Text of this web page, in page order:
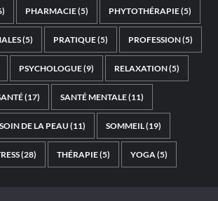
PHARMACIE(5) PHYTOTHÉRAPIE(5)
(5) PRATIQUE(5) PROFESSION(5)
PSYCHOLOGUE(9) RELAXATION(5)
(17) SANTÉ MENTALE(11)
SOIN DE LA PEAU (11) SOMMEIL(19)
(28) THÉRAPIE(5) YOGA(5)